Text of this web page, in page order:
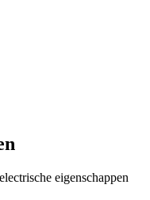
eigenschappen